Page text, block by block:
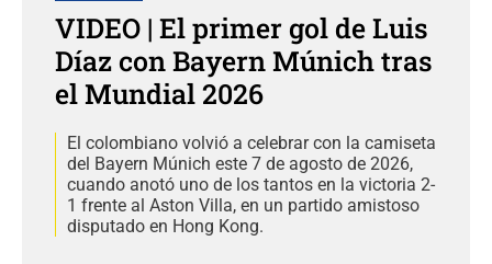
VIDEO | El primer gol de Luis
Díaz con Bayern Múnich tras
el Mundial 2026
El colombiano volvió a celebrar con la camiseta
del Bayern Múnich este 7 de agosto de 2026,
cuando anotó uno de los tantos en la victoria 2-
1 frente al Aston Villa, en un partido amistoso
disputado en Hong Kong.